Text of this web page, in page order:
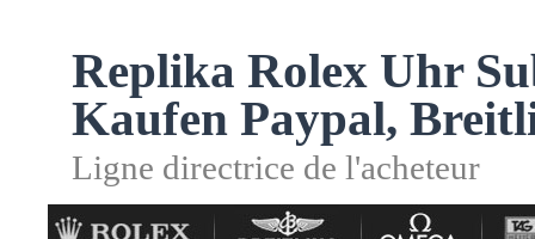
Replika Rolex Uhr
Kaufen Paypal,
Ligne directrice de l'acheteur